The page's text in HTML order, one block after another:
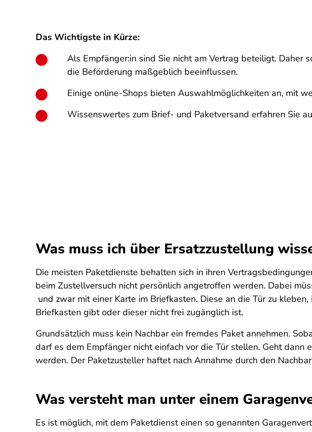
Das Wichtigste in Kürze:
Als Empfänger:in sind Sie nicht am Vertrag beteiligt. Daher
die Beförderung maßgeblich beeinflussen.
Einige online-Shops bieten Auswahlmöglichkeiten an, mit
Wissenswertes zum Brief- und Paketversand erfahren Sie
Was muss ich über Ersatzzustellung
Die meisten Paketdienste behalten sich in ihren
beim Zustellversuch nicht persönlich angetroffen werden. Dabei
und zwar mit einer Karte im Briefkasten. Diese an die Tür zu
Briefkasten gibt oder dieser nicht frei zugänglich ist.
Grundsätzlich muss kein Nachbar ein fremdes Paket annehmen.
darf es dem Empfänger nicht einfach vor die Tür stellen. Geht
werden. Der Paketzusteller haftet nach Annahme durch den
Was versteht man unter einem
Es ist möglich, mit dem Paketdienst einen so genannten